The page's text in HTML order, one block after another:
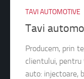
TAVI AUTOMOTIVE
Tavi
Producem, prin
clientului,
auto: injectoare,